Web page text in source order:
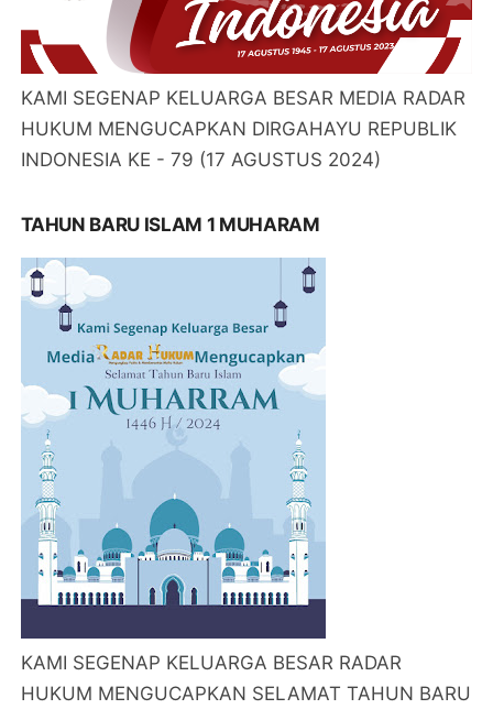
KAMI SEGENAP KELUARGA BESAR MEDIA RADAR
HUKUM MENGUCAPKAN DIRGAHAYU REPUBLIK
INDONESIA KE - 79 (17 AGUSTUS 2024)
TAHUN BARU ISLAM 1 MUHARAM
KAMI SEGENAP KELUARGA BESAR RADAR
HUKUM MENGUCAPKAN SELAMAT TAHUN BARU